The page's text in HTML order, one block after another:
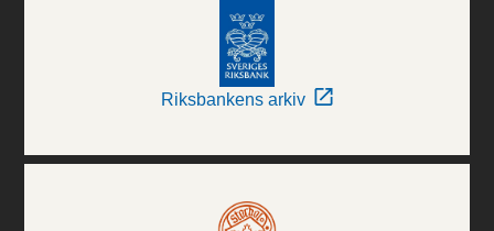
Riksbankens arkiv